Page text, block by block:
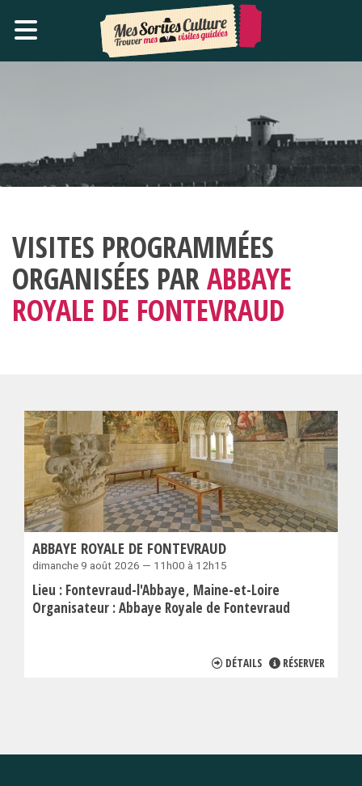
VISITES PROGRAMMÉES
ORGANISÉES PARABBAYE
ROYALE DE FONTEVRAUD
ABBAYE ROYALE DE FONTEVRAUD
dimanche 9 août 2026 — 11h00 à 12h15
Lieu : Fontevraud-l'Abbaye Maine-et-Loire
Organisateur :Abbaye Royale de Fontevraud
DÉTAILS RÉSERVER